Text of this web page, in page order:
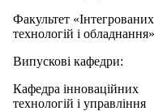
Факультет «Інтегрованих
технологій і обладнання»
Випускові кафедри:
Кафедра інноваційних
технологій і управління